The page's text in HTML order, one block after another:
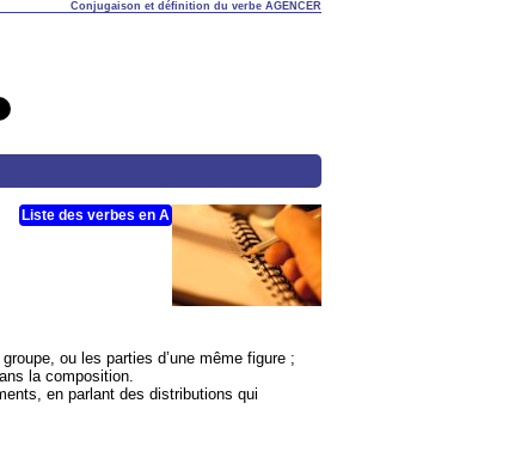
Conjugaison et définition du verbe AGENCER
Liste des verbes en A
ou les parties d’une même figure ;
la composition.
en parlant des distributions qui